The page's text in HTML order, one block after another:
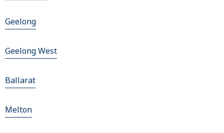
Geelong
Geelong West
Ballarat
Melton